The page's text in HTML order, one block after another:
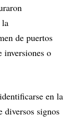
de puertos
inversiones o
en la
diversos signos